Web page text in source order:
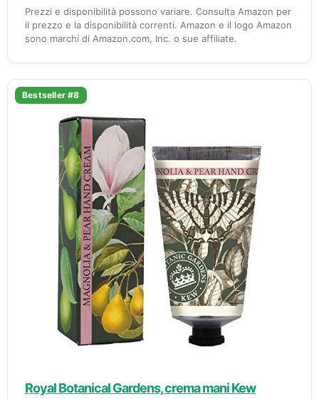
Prezzi e disponibilità possono variare. Consulta Amazon per
il prezzo e la disponibilità correnti. Amazon e il logo Amazon
sono marchi di Amazon.com, Inc. o sue affiliate.
Bestseller #8
Royal Botanical Gardens, crema mani Kew